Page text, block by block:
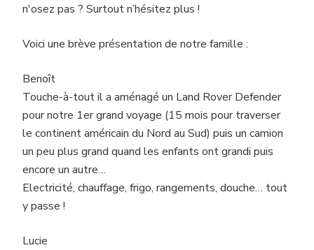
n'osez pas ? Surtout n’hésitez plus !
Voici une brève présentation de notre famille :
Benoît
Touche-à-tout il a aménagé un Land Rover Defender
pour notre 1er grand voyage (15 mois pour traverser
le continent américain du Nord au Sud) puis un camion
un peu plus grand quand les enfants ont grandi puis
encore un autre…
Electricité, chauffage, frigo, rangements, douche… tout
y passe !
Lucie